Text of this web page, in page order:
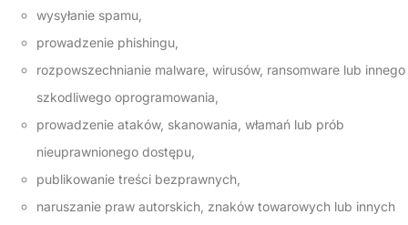
wysyłanie spamu,
prowadzenie phishingu,
rozpowszechnianie malware, wirusów, ransomware lub innego
szkodliwego oprogramowania,
prowadzenie ataków, skanowania, włamań lub prób
nieuprawnionego dostępu,
publikowanie treści bezprawnych,
naruszanie praw autorskich, znaków towarowych lub innych